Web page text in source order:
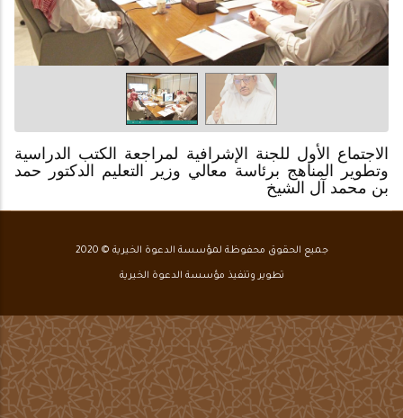
الاجتماع الأول للجنة الإشرافية لمراجعة الكتب الدراسية
وتطوير المناهج برئاسة معالي وزير التعليم الدكتور حمد
بن محمد آل الشيخ
جميع الحقوق محفوظة لمؤسسة الدعوة الخيرية © 2020
تطوير وتنفيذ مؤسسة الدعوة الخيرية